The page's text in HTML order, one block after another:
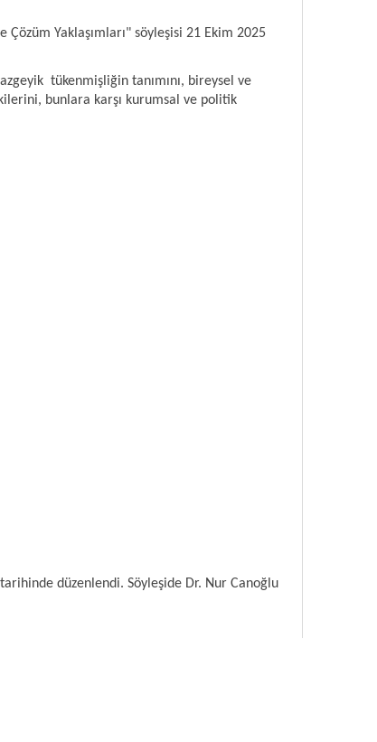
Yaklaşımları" söyleşisi 21 Ekim 2025
tükenmişliğin tanımını, bireysel ve
bunlara karşı kurumsal ve politik
düzenlendi. Söyleşide Dr. Nur Canoğlu